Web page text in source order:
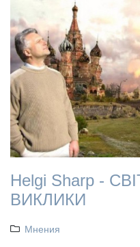
Helgi Sharp -
ВИКЛИКИ
Мнения